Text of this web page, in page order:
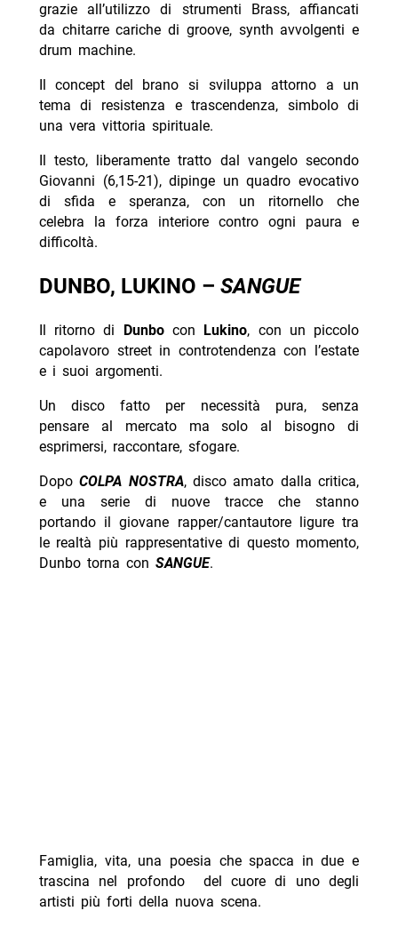
grazie all’utilizzo di strumenti Brass, affiancati
da chitarre cariche di groove, synth avvolgenti e
drum machine.
Il concept del brano si sviluppa attorno a un
tema di resistenza e trascendenza, simbolo di
una vera vittoria spirituale.
Il testo, liberamente tratto dal vangelo secondo
Giovanni (6,15-21), dipinge un quadro evocativo
di sfida e speranza, con un ritornello che
celebra la forza interiore contro ogni paura e
difficoltà.
DUNBO, LUKINO – SANGUE
Il ritorno di Dunbocon Lukino, con un piccolo
capolavoro street in controtendenza con l’estate
e i suoi argomenti.
Un disco fatto per necessità pura, senza
pensare al mercato ma solo al bisogno di
esprimersi, raccontare, sfogare.
DopoCOLPA NOSTRA, disco amato dalla critica,
e una serie di nuove tracce che stanno
portando il giovane rapper/cantautore ligure tra
le realtà più rappresentative di questo momento,
Dunbo torna con SANGUE.
Famiglia, vita, una poesia che spacca in due e
trascina nel profondo del cuore di uno degli
artisti più forti della nuova scena.